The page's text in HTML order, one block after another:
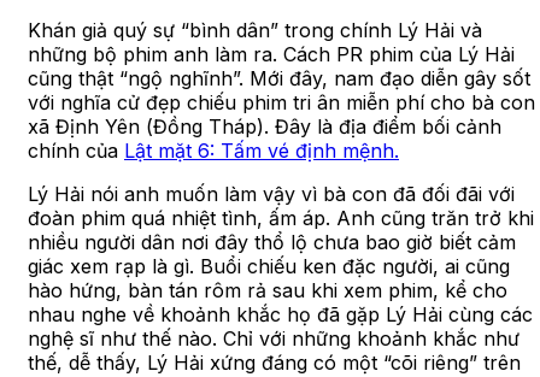
Khán giả quý sự “bình dân” trong chính Lý Hải và
những bộ phim anh làm ra. Cách PR phim của Lý Hải
cũng thật “ngộ nghĩnh”. Mới đây, nam đạo diễn gây sốt
với nghĩa cử đẹp chiếu phim tri ân miễn phí cho bà con
xã Định Yên (Đồng Tháp). Đây là địa điểm bối cảnh
chính của Lật mặt 6: Tấm vé định mệnh.
Lý Hải nói anh muốn làm vậy vì bà con đã đối đãi với
đoàn phim quá nhiệt tình, ấm áp. Anh cũng trăn trở khi
nhiều người dân nơi đây thổ lộ chưa bao giờ biết cảm
giác xem rạp là gì. Buổi chiếu ken đặc người, ai cũng
hào hứng, bàn tán rôm rả sau khi xem phim, kể cho
nhau nghe về khoảnh khắc họ đã gặp Lý Hải cùng các
nghệ sĩ như thế nào. Chỉ với những khoảnh khắc như
thế, dễ thấy, Lý Hải xứng đáng có một “cõi riêng” trên